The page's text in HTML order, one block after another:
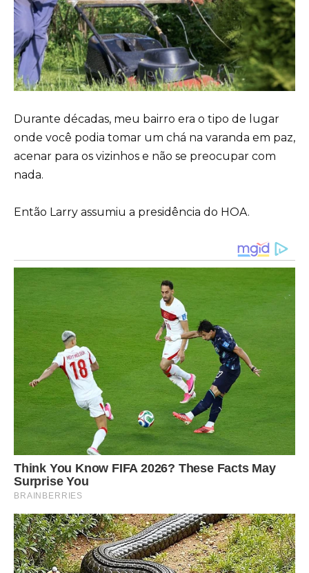
Durante décadas, meu bairro era o tipo de lugar
onde você podia tomar um chá na varanda em paz,
acenar para os vizinhos e não se preocupar com
nada.
Então Larry assumiu a presidência do HOA.